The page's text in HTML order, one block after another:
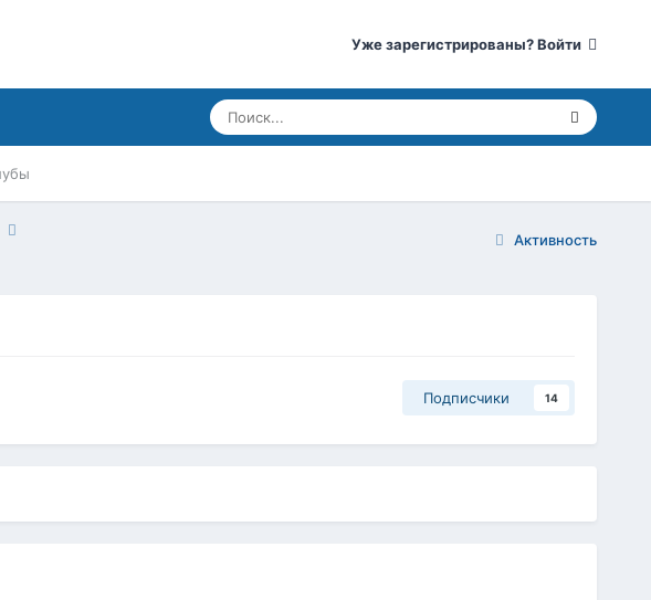
Уже зарегистрированы? Войти
Активность
Подписчики 14